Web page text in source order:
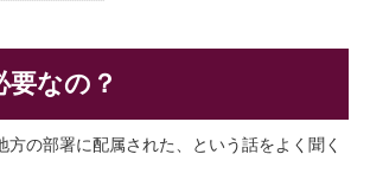
要なの？
方の部署に配属された、という話をよく聞く